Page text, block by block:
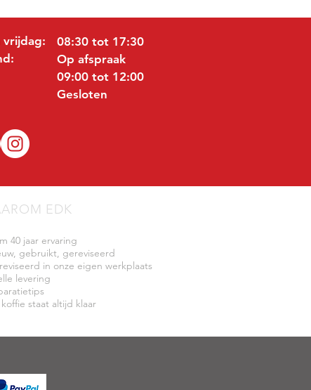
vrijdag:
08:30 tot 17:30
Op afspraak
09:00 tot 12:00
Gesloten
EDK
40 jaar ervaring
gebruikt, gereviseerd
in onze eigen werkplaats
levering
staat altijd klaar